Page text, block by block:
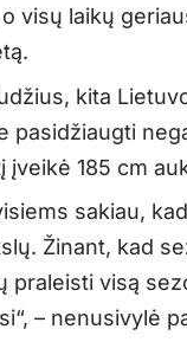
visų laikų
kita
pasidžiaugti
įveikė 185 cm
sakiau,
Žinant, kad
praleisti visą
– nenusivylė